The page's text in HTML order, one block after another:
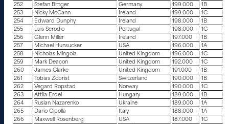
252
Stefan Bittger Germany 199.000
1B
253
Nicky McCann Ireland 199.000
1C
254
Edward Dunphy Ireland 198.000
1B
255
Luis Serodio Portugal 198.000
1C
256
Glenn Miller Ireland 197.000
1B
257
Michael Hunsucker USA 196.000
1A
258
Nicholas Mingoia United Kingdom 196.000
1C
259
Mark Deacon United Kingdom 192.000
1C
260
James Clarke United Kingdom 191.000
1B
261
Tobias Zobrist Switzerland 190.000
1B
262
Vegard Ropstad Norway 190.000
1C
263
Attila Erdei Hungary 189.000
1B
264
Ruslan Nazarenko Ukraine 189.000
1A
265
Dario Cipolla Italy 188.000
1A
266
Maxwell Rosenberg USA 187.000
1C